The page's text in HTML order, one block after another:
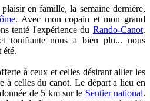
en famille, la semaine dernière,
. Avec mon copain et mon grand
tenté l'expérience du Rando-Canot.
tonifiante nous a bien plu... nous
été.
à ceux et celles désirant allier les
à celles du canot. Le départ a lieu en
de 5 km sur le Sentier national.